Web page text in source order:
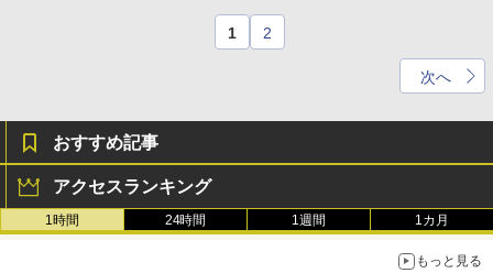
1 2
次へ
おすすめ記事
アクセスランキング
1時間 24時間 1週間 1カ月
もっと見る